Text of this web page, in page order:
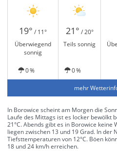
19° / 11° 21° / 20°
Überwiegend
sonnig
Teils sonnig
0 % 0 %
mehr
In Borowice scheint am Morgen die
Laufe des Mittags ist es locker bewölkt
21°C. Abends gibt es in Borowice
liegen zwischen 13 und 19 Grad. In der
Tiefsttemperaturen von 12°C. Böen
18 und 24 km/h erreichen.